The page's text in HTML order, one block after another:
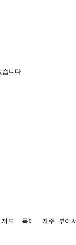
니다
도  목이  자주 부어